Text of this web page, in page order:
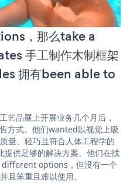
，那么take a
手工制作木制框架
拥有been able to
品展上开展业务几个月后，
方式。他们wanted以视觉上吸
量、轻巧且符合人体工程学的
供足够的解决方案。他们在找
options，但没有一个
且笨重且难以使用。